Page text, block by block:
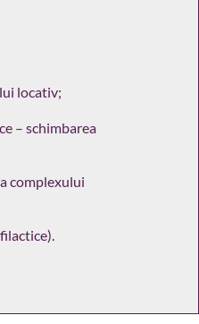
locativ;
– schimbarea
complexului